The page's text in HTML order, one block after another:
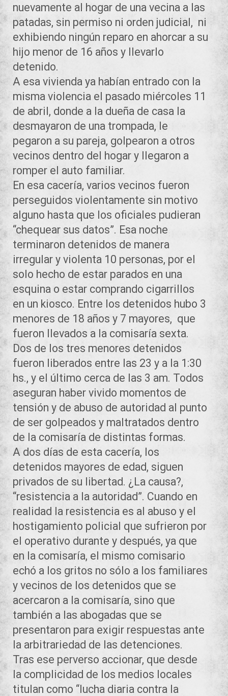
nuevamente al hogar de una vecina a las
patadas, sin permiso ni orden judicial, ni
exhibiendo ningún reparo en ahorcar a su
hijo menor de 16 años y llevarlo
detenido.
A esa vivienda ya habían entrado con la
misma violencia el pasado miércoles 11
de abril, donde a la dueña de casa la
desmayaron de una trompada, le
pegaron a su pareja, golpearon a otros
vecinos dentro del hogar y llegaron a
romper el auto familiar.
En esa cacería, varios vecinos fueron
perseguidos violentamente sin motivo
alguno hasta que los oficiales pudieran
“chequear sus datos”. Esa noche
terminaron detenidos de manera
irregular y violenta 10 personas, por el
solo hecho de estar parados en una
esquina o estar comprando cigarrillos
en un kiosco. Entre los detenidos hubo 3
menores de 18 años y 7 mayores, que
fueron llevados a la comisaría sexta.
Dos de los tres menores detenidos
fueron liberados entre las 23 y a la 1:30
hs., y el último cerca de las 3 am. Todos
aseguran haber vivido momentos de
tensión y de abuso de autoridad al punto
de ser golpeados y maltratados dentro
de la comisaría de distintas formas.
A dos días de esta cacería, los
detenidos mayores de edad, siguen
privados de su libertad. ¿La causa?,
“resistencia a la autoridad”. Cuando en
realidad la resistencia es al abuso y el
hostigamiento policial que sufrieron por
el operativo durante y después, ya que
en la comisaría, el mismo comisario
echó a los gritos no sólo a los familiares
y vecinos de los detenidos que se
acercaron a la comisaría, sino que
también a las abogadas que se
presentaron para exigir respuestas ante
la arbitrariedad de las detenciones.
Tras ese perverso accionar, que desde
la complicidad de los medios locales
titulan como “lucha diaria contra la